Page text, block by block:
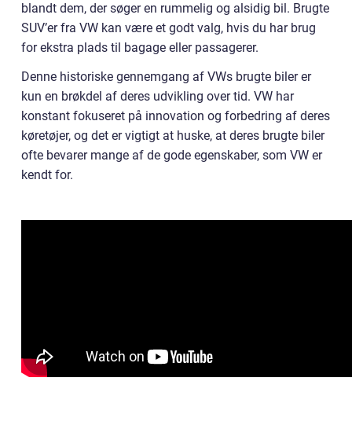
blandt dem, der søger en rummelig og alsidig bil. Brugte
SUV’er fra VW kan være et godt valg, hvis du har brug
for ekstra plads til bagage eller passagerer.
Denne historiske gennemgang af VWs brugte biler er
kun en brøkdel af deres udvikling over tid. VW har
konstant fokuseret på innovation og forbedring af deres
køretøjer, og det er vigtigt at huske, at deres brugte biler
ofte bevarer mange af de gode egenskaber, som VW er
kendt for.